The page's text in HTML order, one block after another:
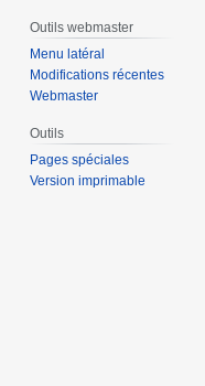
Outils webmaster
Menu latéral
Modifications récentes
Webmaster
Outils
Pages spéciales
Version imprimable